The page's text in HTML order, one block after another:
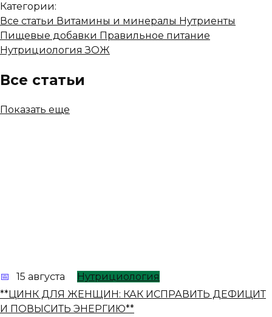
Категории:
Все статьи Витамины и минералы Нутриенты
Пищевые добавки Правильное питание
НутрициологияЗОЖ
Все статьи
Показать еще
15 августа
Нутрициология
**ЦИНК ДЛЯ ЖЕНЩИН: КАК ИСПРАВИТЬ ДЕФИЦИТ
И ПОВЫСИТЬ ЭНЕРГИЮ**